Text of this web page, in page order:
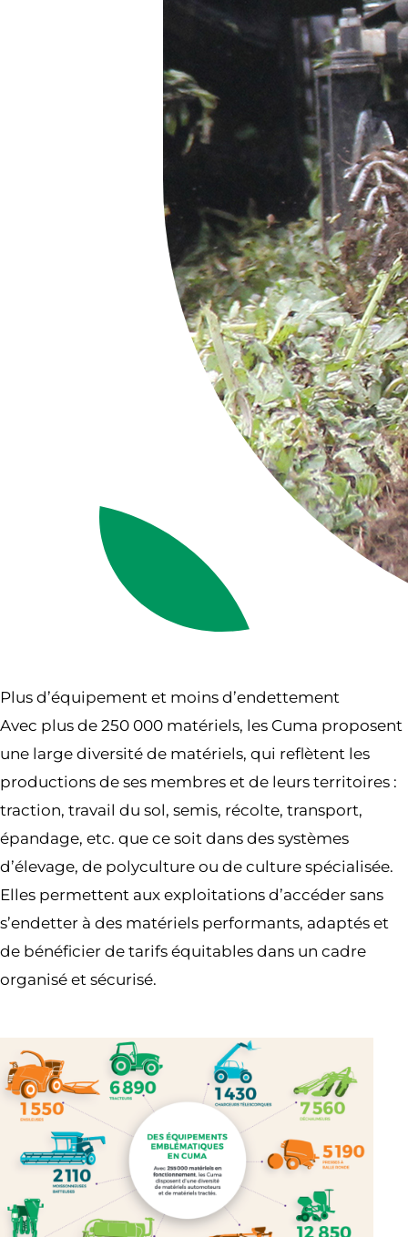
Plus d’équipement et moins d’endettement
Avec plus de 250 000 matériels, les Cuma proposent
une large diversité de matériels, qui reflètent les
productions de ses membres et de leurs territoires :
traction, travail du sol, semis, récolte, transport,
épandage, etc. que ce soit dans des systèmes
d’élevage, de polyculture ou de culture spécialisée.
Elles permettent aux exploitations d’accéder sans
s’endetter à des matériels performants, adaptés et
de bénéficier de tarifs équitables dans un cadre
organisé et sécurisé.